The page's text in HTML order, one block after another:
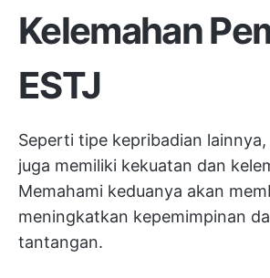
Kelemahan
ESTJ
Seperti tipe kepribadian lainnya,
juga memiliki kekuatan dan
Memahami keduanya akan
meningkatkan kepemimpinan
tantangan.